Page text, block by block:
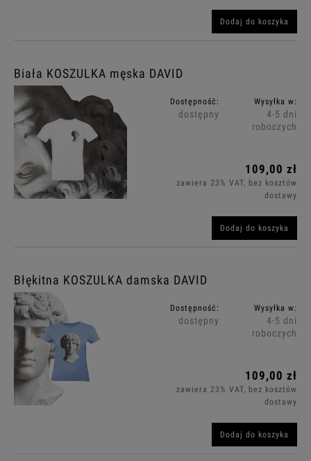
Dodaj do koszyka
Biała KOSZULKA męska DAVID
Dostępność:
dostępny
Wysyłka w:
4-5 dni
roboczych
109,00 zł
zawiera 23% VAT, bez kosztów
dostawy
Dodaj do koszyka
Błękitna KOSZULKA damska DAVID
Dostępność:
dostępny
Wysyłka w:
4-5 dni
roboczych
109,00 zł
zawiera 23% VAT, bez kosztów
dostawy
Dodaj do koszyka